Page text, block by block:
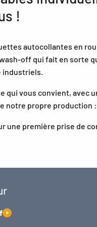
!
autocollantes en
off qui fait en sorte
industriels.
qui vous convient, avec
notre propre production
une première prise de